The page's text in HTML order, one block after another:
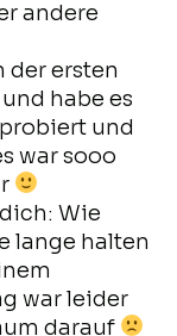
andere
der ersten
habe es
und
war sooo
Wie
lange halten
war leider
darauf